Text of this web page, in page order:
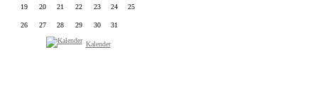
19 20 21 22 23 24 25
26 27 28 29 30 31
Kalender